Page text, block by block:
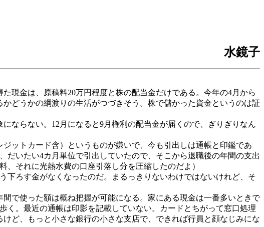
水鏡子
現金は、原稿料20万円程度と株の配当金だけである。今年の4月から
どうかの綱渡りの生活がつづきそう。株で儲かった資金というのは証
ならない。12月になると9月権利の配当金が届くので、ぎりぎりなん
ットカード含）というものが嫌いで、今も引出しは通帳と印鑑であ
だいたい4カ月単位で引出していたので、そこから退職後の年間の支出
それに光熱水費の口座引落し分を圧縮したのだよ）
ろす金がなくなったのだ。まるっきりないわけではないけれど、そ
で使った額は概ね把握が可能になる。家にある現金は一番多いときで
く。最近の通帳は印影を記載していない。カードとちがって窓口処理
ど、もっと小さな銀行の小さな支店で、できれば行員と顔なじみにな